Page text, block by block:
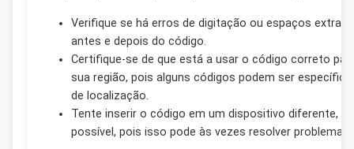
Verifique se há erros de digitação ou espaços extras
antes e depois do código.
Certifique-se de que está a usar o código correto
sua região, pois alguns códigos podem ser
de localização.
Tente inserir o código em um dispositivo diferente, se
possível, pois isso pode às vezes resolver problemas.